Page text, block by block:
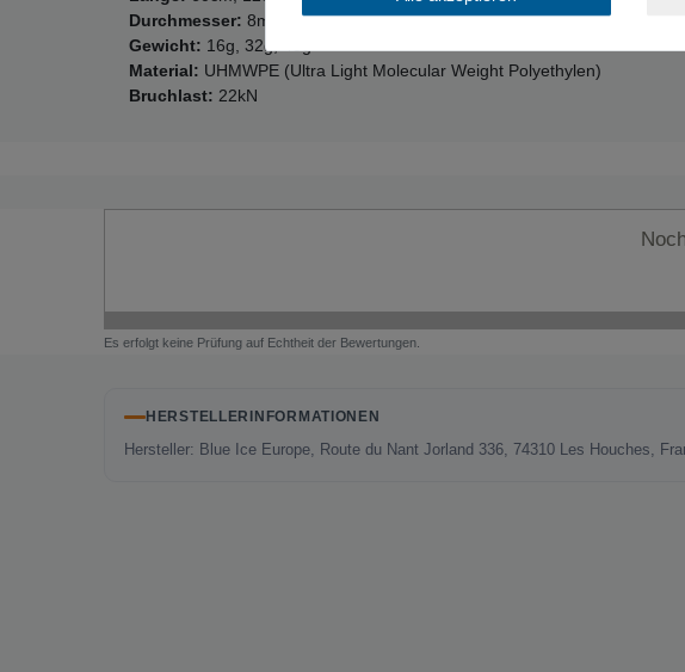
Durchmesser: 8mm
Gewicht: 16g, 32g, 48g
Material: UHMWPE (Ultra Light Molecular Weight Polyethylen)
Bruchlast: 22kN
Es erfolgt keine Prüfung auf Echtheit der Bewertungen.
HERSTELLERINFORMATIONEN
Hersteller: Blue Ice Europe, Route du Nant Jorland 336, 74310 Les Houches,